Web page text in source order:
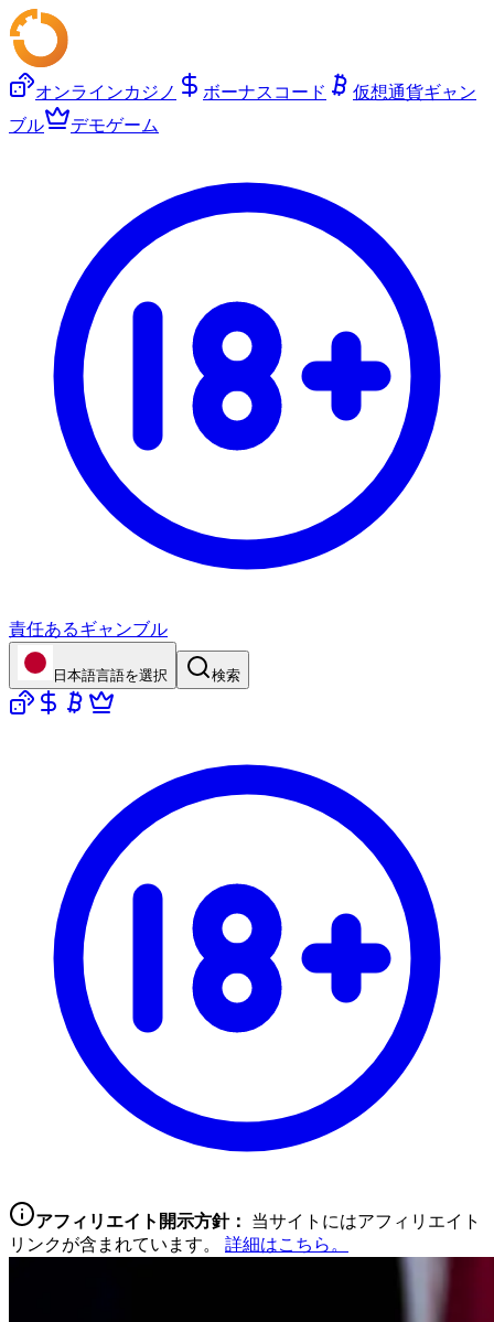
オンラインカジノ ボーナスコード
仮想通貨ギャン
ブル
デモゲーム
責任あるギャンブル
日本語言語を選択 検索
アフィリエイト開示方針：
当サイトにはアフィリエイト
リンクが含まれています。
詳細はこちら。